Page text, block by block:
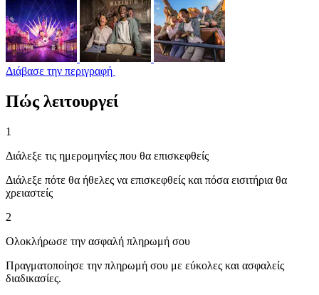
Διάβασε την περιγραφή
Πώς λειτουργεί
1
Διάλεξε τις ημερομηνίες που θα επισκεφθείς
Διάλεξε πότε θα ήθελες να επισκεφθείς και πόσα εισιτήρια θα
χρειαστείς
2
Ολοκλήρωσε την ασφαλή πληρωμή σου
Πραγματοποίησε την πληρωμή σου με εύκολες και ασφαλείς
διαδικασίες.